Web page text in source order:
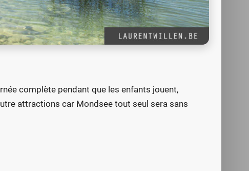
complète pendant que les enfants jouent,
attractions car Mondsee tout seul sera sans